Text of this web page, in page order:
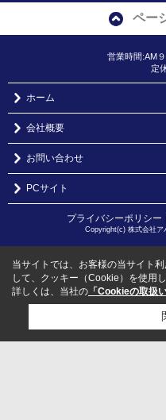
ペー
営業時間:AM
定
ホーム
会社概要
お問い合わせ
PCサイト
プライバシーポリシー
Copyright(c) 株式会社ア
当サイトでは、お客様の当サイト
して、クッキー（Cookie）を使用し
詳しくは、当社の 「Cookieの取扱